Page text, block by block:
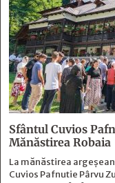
Sfântul Cuvios
Mănăstirea Robaia
La mănăstirea
Cuvios Pafnutie Pârvu